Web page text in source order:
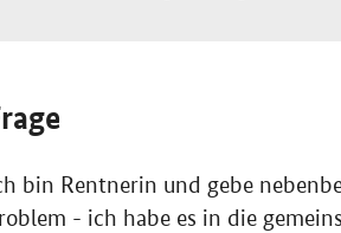
bin Rentnerin und gebe
- ich habe es in die